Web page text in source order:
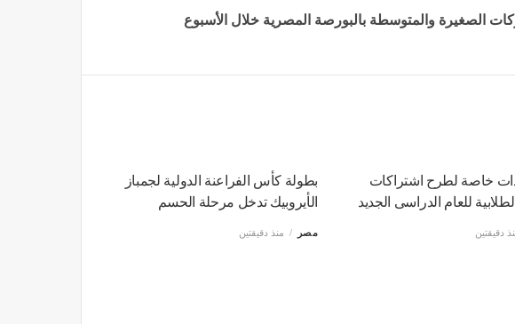
خاصة لطرح اشتراكات
للعام الدراسى الجديد
دقيقتين
بطولة كأس الفراعنة الدولية لجمباز
الأيروبيك تدخل مرحلة الحسم
مصر منذ دقيقتين